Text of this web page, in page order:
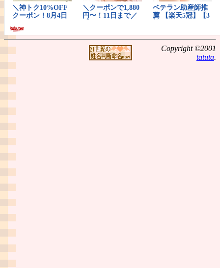
Copyright ©2001
tatuta.